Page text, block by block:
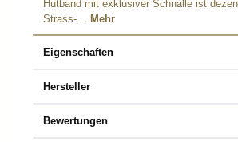
Hutband mit exklusiver Schnalle ist
Strass-… Mehr
Eigenschaften
Hersteller
Bewertungen